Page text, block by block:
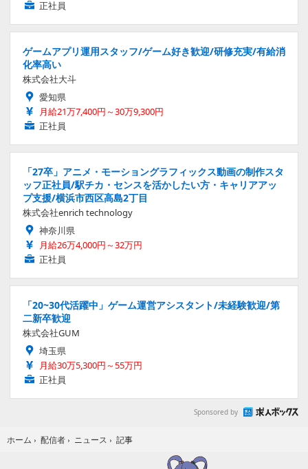
正社員
ゲームアプリ運用スタッフ/ゲーム好き歓迎/研修充実/有給消
化率高い
株式会社大斗
愛知県
月給21万7,400円～30万9,300円
正社員
「27卒」アニメ・モーショングラフィックス動画の制作スタ
ッフ正社員/駅チカ・センスを活かしたい方・キャリアアッ
プ支援/横浜市西区高島2丁目
株式会社enrich technology
神奈川県
月給26万4,000円～32万円
正社員
「20~30代活躍中」ゲーム運営アシスタント/未経験歓迎/第
二新卒歓迎
株式会社GUM
埼玉県
月給30万5,300円～55万円
正社員
Sponsored by
ホーム › 配信者 › ニュース › 記事